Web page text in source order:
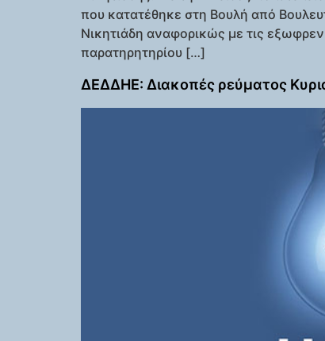
που κατατέθηκε στη Βουλή από
Νικητιάδη αναφορικώς με τις
παρατηρητηρίου […]
ΔΕΔΔΗΕ: Διακοπές ρεύματος